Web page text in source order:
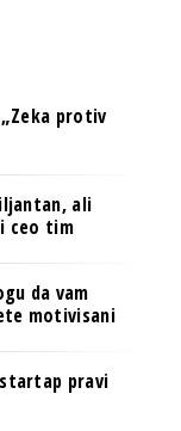
protiv
ali
ceo tim
da vam
motivisani
pravi